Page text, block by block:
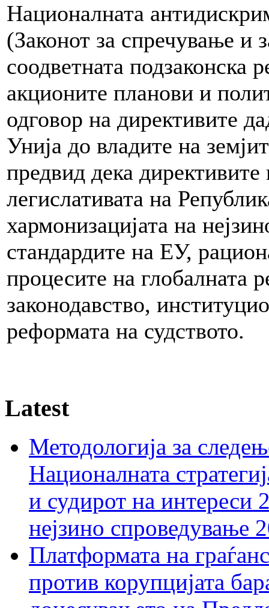
Националната
(Законот за спречување и
соодветната подзаконска
акционите планови и
одговор на директивите
Унија до владите на
предвид дека
легислативата на
хармонизацијата на
стандардите на ЕУ,
процесите на глобалната
законодавство,
реформата на судството.
Latest
Методологија за
Националната
и судирот на интереси
нејзино спроведување
Платформата на
против корупцијата